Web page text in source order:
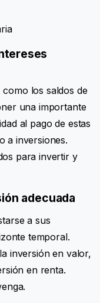
como los saldos de
una importante
al pago de estas
a inversiones.
para invertir y
adecuada
a sus
temporal.
inversión en valor,
en renta.